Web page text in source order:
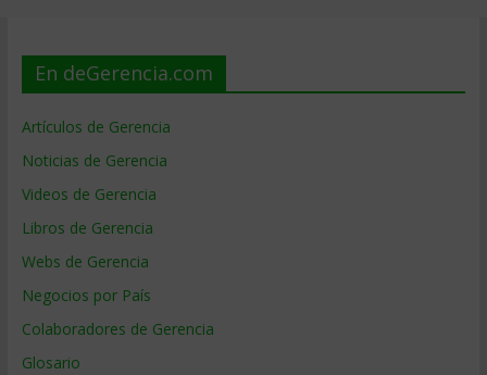
En deGerencia.com
Artículos de Gerencia
Noticias de Gerencia
Videos de Gerencia
Libros de Gerencia
Webs de Gerencia
Negocios por País
Colaboradores de Gerencia
Glosario